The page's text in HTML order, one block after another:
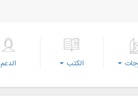
الكتب الدعم